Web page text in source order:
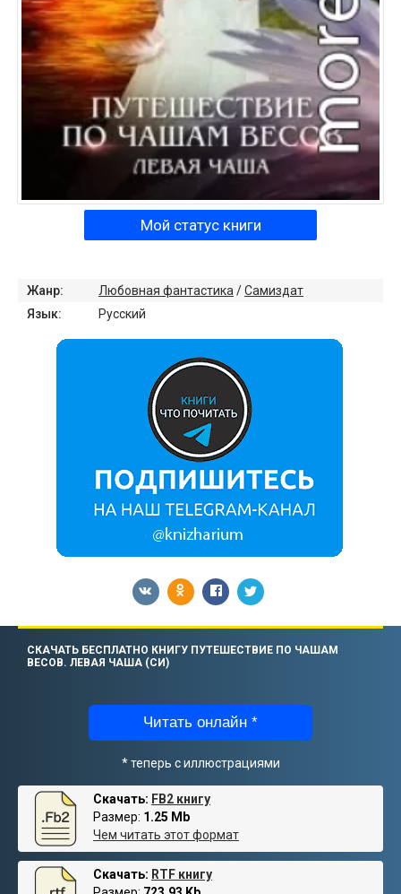
Мой статус книги
Жанр: Любовная фантастика /Самиздат
Язык:
Русский
СКАЧАТЬ БЕСПЛАТНО КНИГУ ПУТЕШЕСТВИЕ ПО ЧАШАМ
ВЕСОВ. ЛЕВАЯ ЧАША (СИ)
Читать онлайн *
* теперь с иллюстрациями
Скачать: FB2 книгу
Размер: 1.25 Mb
Чем читать этот формат
Скачать: RTF книгу